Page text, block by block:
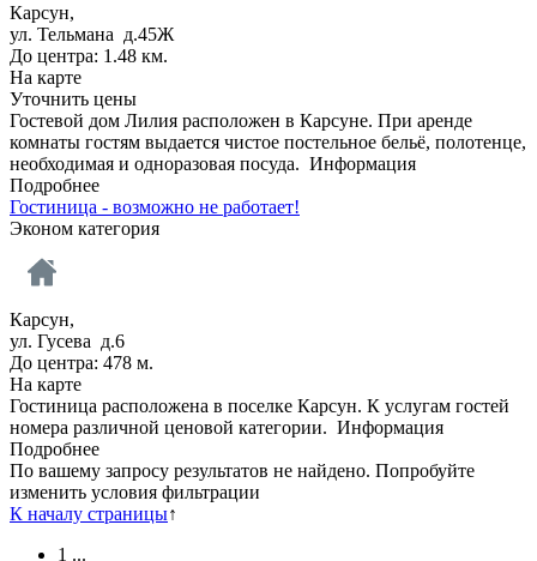
Карсун,
ул. Тельмана д.45Ж
До центра: 1.48 км.
На карте
Уточнить цены
Гостевой дом Лилия расположен в Карсуне. При аренде
комнаты гостям выдается чистое постельное бельё, полотенце,
необходимая и одноразовая посуда. Информация
Подробнее
Гостиница - возможно не работает!
Эконом категория
Карсун,
ул. Гусева д.6
До центра: 478 м.
На карте
Гостиница расположена в поселке Карсун. К услугам гостей
номера различной ценовой категории. Информация
Подробнее
По вашему запросу результатов не найдено. Попробуйте
изменить условия фильтрации
К началу страницы↑
1 ...